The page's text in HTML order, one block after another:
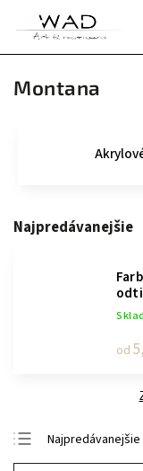
Montana
Najpredávanejšie
od
Najpredávanejšie